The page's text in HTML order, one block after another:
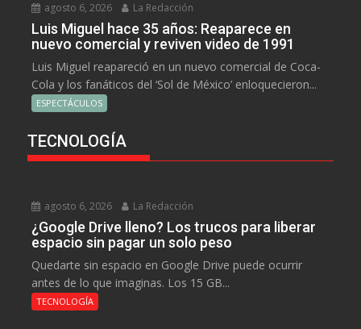
agosto 6, 2026 La Redacción
Luis Miguel hace 35 años: Reaparece en
nuevo comercial y reviven video de 1991
Luis Miguel reapareció en un nuevo comercial de Coca-
Cola y los fanáticos del ‘Sol de México’ enloquecieron...
ESPECTÁCULOS
TECNOLOGÍA
agosto 6, 2026 La Redacción
¿Google Drive lleno? Los trucos para liberar
espacio sin pagar un solo peso
Quedarte sin espacio en Google Drive puede ocurrir
antes de lo que imaginas. Los 15 GB...
TECNOLOGÍA